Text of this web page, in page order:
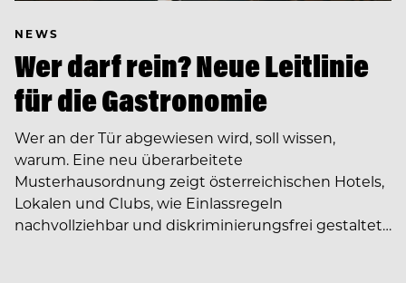
NEWS
Wer darf rein? Neue Leitlinie
für die Gastronomie
Wer an der Tür abgewiesen wird, soll wissen,
warum. Eine neu überarbeitete
Musterhausordnung zeigt österreichischen Hotels,
Lokalen und Clubs, wie Einlassregeln
nachvollziehbar und diskriminierungsfrei gestaltet…